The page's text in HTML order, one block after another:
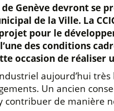
Genève devront se
de la Ville. La
pour le
des conditions
occasion de réaliser
aujourd’hui
Un ancien
contribuer de manière